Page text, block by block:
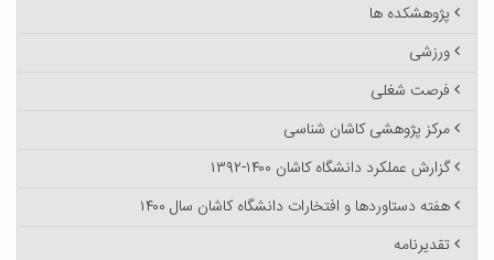
پژوهشکده ها
ورزشی
فرصت شغلی
مرکز پژوهشی کاشان شناسی
گزارش عملکرد دانشگاه کاشان ۱۴۰۰-۱۳۹۲
هفته دستاوردها و افتخارات دانشگاه کاشان سال ۱۴۰۰
تقدیرنامه